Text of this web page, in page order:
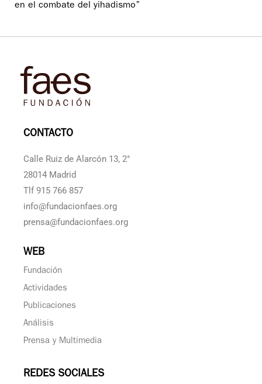
en el combate del yihadismo”
CONTACTO
Calle Ruiz de Alarcón 13, 2°
28014 Madrid
Tlf 915 766 857
info@fundacionfaes.org
prensa@fundacionfaes.org
WEB
Fundación
Actividades
Publicaciones
Análisis
Prensa y Multimedia
REDES SOCIALES